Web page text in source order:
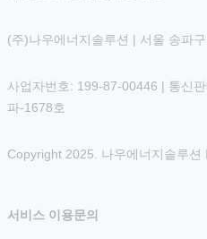
(주)나우에너지솔루션 | 서울 송파
사업자번호: 199-87-00446 | 통신
파-1678호
Copyright 2025. 나우에너지솔루션
서비스 이용문의